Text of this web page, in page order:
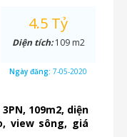
109m2, diện
view sông, giá
4.5 Tỷ
Diện tích:109 m2
Ngày đăng: 7-05-2020